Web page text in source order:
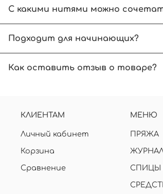
С какими нитями можно
Подходит для начинающих?
Как оставить отзыв о товаре?
КЛИЕНТАМ
Личный кабинет
Корзина
Сравнение
МЕНЮ
ПРЯЖА
СПИЦЫ